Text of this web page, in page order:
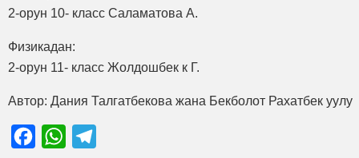
2-орун 10- класс Саламатова А.
Физикадан:
2-орун 11- класс Жолдошбек к Г.
Автор: Дания Талгатбекова жана Бекболот Рахатбек уулу
FacebookWhatsApp